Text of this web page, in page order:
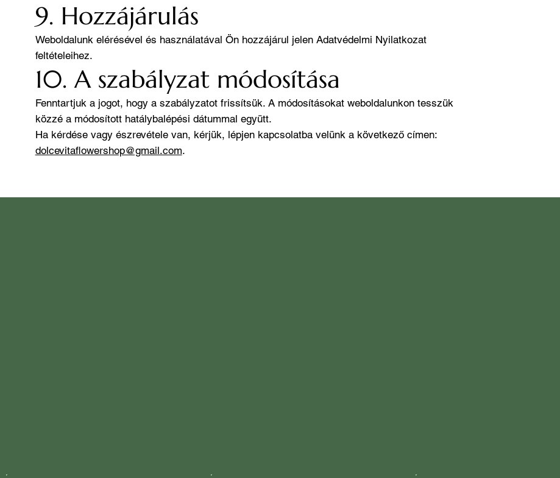
9. Hozzájárulás
Weboldalunk elérésével és használatával Ön hozzájárul jelen Adatvédelmi Nyilatkozat
feltételeihez.
10. A szabályzat módosítása
Fenntartjuk a jogot, hogy a szabályzatot frissítsük. A módosításokat weboldalunkon tesszük
közzé a módosított hatálybalépési dátummal együtt.
Ha kérdése vagy észrevétele van, kérjük, lépjen kapcsolatba velünk a következő címen:
dolcevitaflowershop@gmail.com.